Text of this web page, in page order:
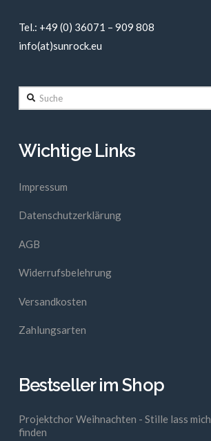
Tel.: +49 (0) 36071 – 909 808
info(at)sunrock.eu
Suche
Wichtige Links
Impressum
Datenschutzerklärung
AGB
Widerrufsbelehrung
Versandkosten
Zahlungsarten
Bestseller im Shop
Projektchor Weihnachten - Stille lass mich
finden